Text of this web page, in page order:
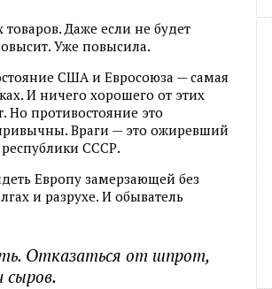
Даже если не будет
Уже повысила.
США и Евросоюза — самая
И ничего хорошего от этих
Но противостояние это
Враги — это ожиревший
СССР.
Европу замерзающей без
и разрухе. И обыватель
Отказаться от шпрот,
сыров.